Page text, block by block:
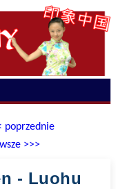
poprzednie
>>>
- Luohu